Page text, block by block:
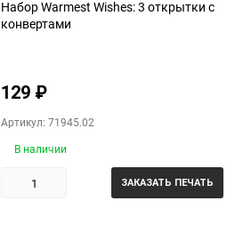
Набор Warmest Wishes: 3 открытки с
конвертами
129 ₽
Артикул: 71945.02
В наличии
ЗАКАЗАТЬ ПЕЧАТЬ